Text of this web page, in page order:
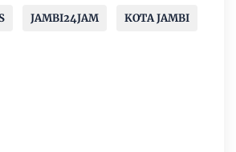
JAMBI24JAM KOTA JAMBI